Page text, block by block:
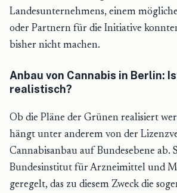
Landesunternehmens, einem
oder Partnern für die Initiative
bisher nicht machen.
Anbau von Cannabis in Berlin:
realistisch?
Ob die Pläne der Grünen realisiert
hängt unter anderem von der
Cannabisanbau auf Bundesebene ab.
Bundesinstitut für Arzneimittel und
geregelt, das zu diesem Zweck die